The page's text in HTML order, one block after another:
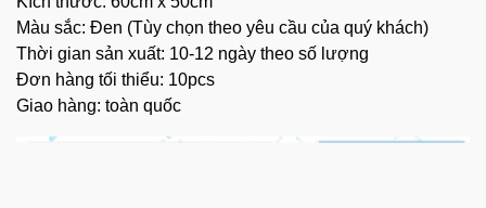
Màu sắc: Đen (Tùy chọn theo yêu cầu của quý khách)
Thời gian sản xuất: 10-12 ngày theo số lượng
Đơn hàng tối thiểu: 10pcs
Giao hàng: toàn quốc